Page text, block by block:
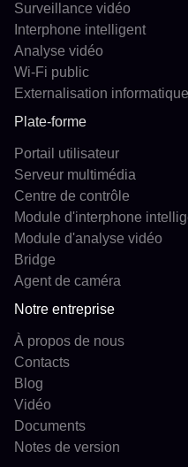
Surveillance vidéo
Interphone intelligent
Analyse vidéo
Wi-Fi public
Externalisation informatique
Plate-forme
Portail utilisateur
Serveur multimédia
Centre de contrôle
Module d'interphone
Module d'analyse vidéo
Bridge
Agent de caméra
Notre entreprise
À propos de nous
Contacts
Blog
Vidéo
Documents
Notes de version